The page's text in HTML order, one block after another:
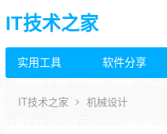
IT技术之家
实用工具 软件分享
IT技术之家 机械设计